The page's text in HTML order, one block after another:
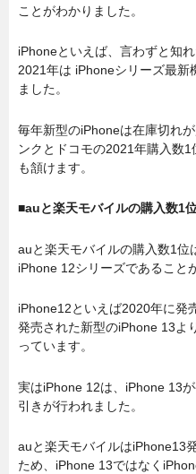
ことがわかりました。
iPhoneといえば、言わずと知
2021年は iPhoneシリーズ最新
ました。
毎年新型のiPhoneは在庫切れ
ンクとドコモの2021年購入数
も頷けます。
■auと楽天モバイルの購入数1
auと楽天モバイルの購入数1位
iPhone 12シリーズであること
iPhone12といえば2020年に発
発売された新型のiPhone 13よ
っています。
実はiPhone 12は、iPhone 13
引きが行われました。
auと楽天モバイルはiPhone13
ため、iPhone 13ではなく